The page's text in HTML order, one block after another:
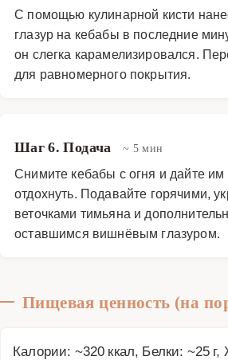
С помощью кулинарной кисти
глазур на кебабы в последние
он слегка карамелизировался.
для равномерного покрытия.
Шаг 6. Подача ~ 5 мин
Снимите кебабы с огня и дайте им
отдохнуть. Подавайте горячими,
веточками тимьяна и
оставшимся вишнёвым глазуром.
Пищевая ценность (на
Калории: ~320 ккал, Белки: ~25